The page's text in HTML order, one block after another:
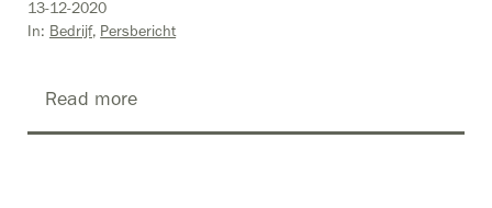
13-12-2020
In: Bedrijf Persbericht
Read more